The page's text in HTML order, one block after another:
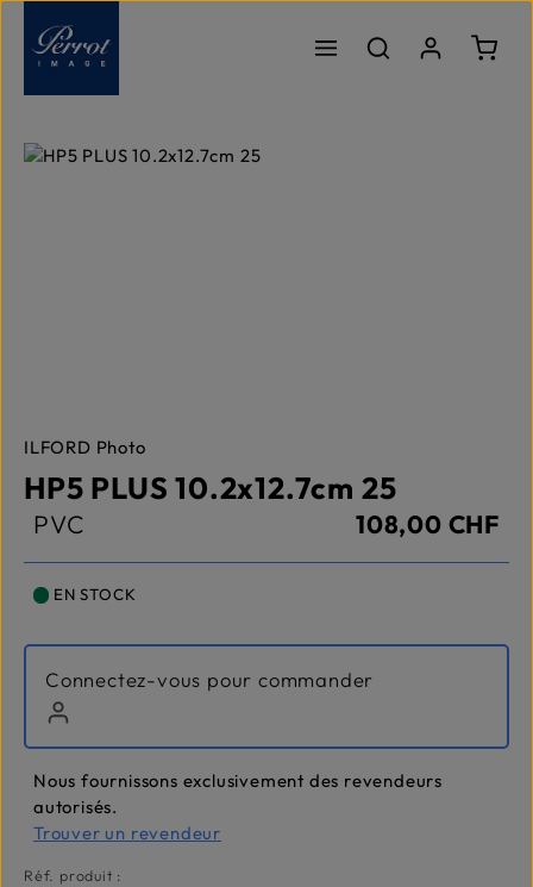
Passer au contenu principal
Le
Ignorer la galerie d'images
ILFORD Photo
HP5 PLUS 10.2x12.7cm 25
PVC 108,00 CHF
EN STOCK
Connectez-vous pour commander
Nous fournissons exclusivement des revendeurs
autorisés.
Trouver un revendeur
Réf. produit :